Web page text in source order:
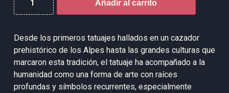
Añadir al carrito
Desde los primeros tatuajes hallados en un cazador
prehistórico de los Alpes hasta las grandes culturas que
marcaron esta tradición, el tatuaje ha acompañado a la
humanidad como una forma de arte con raíces
profundas y símbolos recurrentes, especialmente